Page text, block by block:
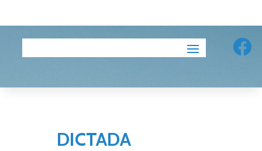

DICTADA